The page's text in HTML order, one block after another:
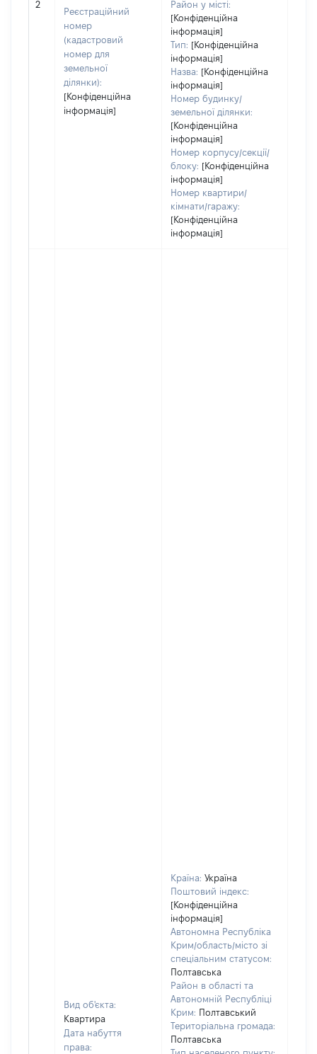
2
Реєстраційний
номер
(кадастровий
номер для
земельної
ділянки):
[Конфіденційна
інформація]
Район у місті:
[Конфіденційна
інформація]
Тип: [Конфіденційна
інформація]
Назва: [Конфіденційна
інформація]
Номер будинку/
земельної ділянки:
[Конфіденційна
інформація]
Номер корпусу/секції/
блоку: [Конфіденційна
інформація]
Номер квартири/
кімнати/гаражу:
[Конфіденційна
інформація]
Вид об'єкта:
Квартира
Дата набуття
права:
Країна: Україна
Поштовий індекс:
[Конфіденційна
інформація]
Автономна Республіка
Крим/область/місто зі
спеціальним статусом:
Полтавська
Район в області та
Автономній Республіці
Крим: Полтавський
Територіальна громада:
Полтавська